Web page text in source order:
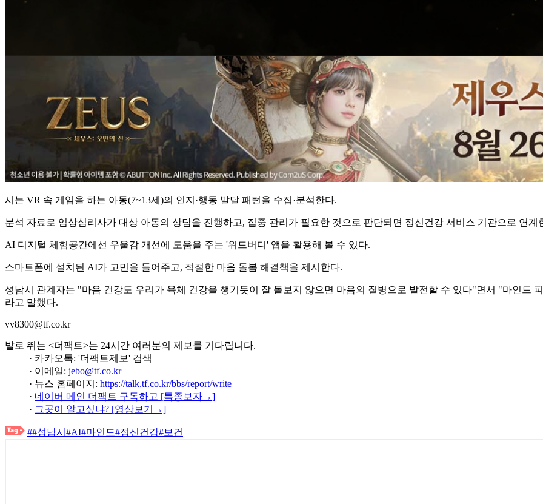
시는 VR 속 게임을 하는 아동(7~13세)의 인지·행동 발달 패턴을 수집·분석한다.
분석 자료로 임상심리사가 대상 아동의 상담을 진행하고, 집중 관리가 필요한 것으로 판단되면 정신건강 서비스 기관으로 연계
AI 디지털 체험공간에선 우울감 개선에 도움을 주는 '위드버디' 앱을 활용해 볼 수 있다.
스마트폰에 설치된 AI가 고민을 들어주고, 적절한 마음 돌봄 해결책을 제시한다.
성남시 관계자는 "마음 건강도 우리가 육체 건강을 챙기듯이 잘 돌보지 않으면 마음의 질병으로 발전할 수 있다"면서 "마인드
라고 말했다.
vv8300@tf.co.kr
발로 뛰는 <더팩트>는 24시간 여러분의 제보를 기다립니다.
· 카카오톡: '더팩트제보' 검색
· 이메일: jebo@tf.co.kr
· 뉴스 홈페이지: https://talk.tf.co.kr/bbs/report/write
· 네이버 메인 더팩트 구독하고 [특종보자→]
· 그곳이 알고싶냐? [영상보기→]
##성남시#AI#마인드#정신건강#보건